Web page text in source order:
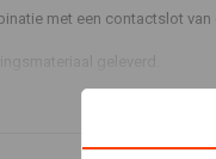
met een contactslot van